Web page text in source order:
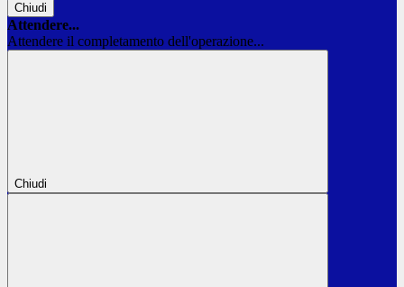
Chiudi
Attendere...
Attendere il completamento dell'operazione...
Chiudi